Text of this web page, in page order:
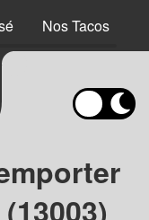
Nos Tacos